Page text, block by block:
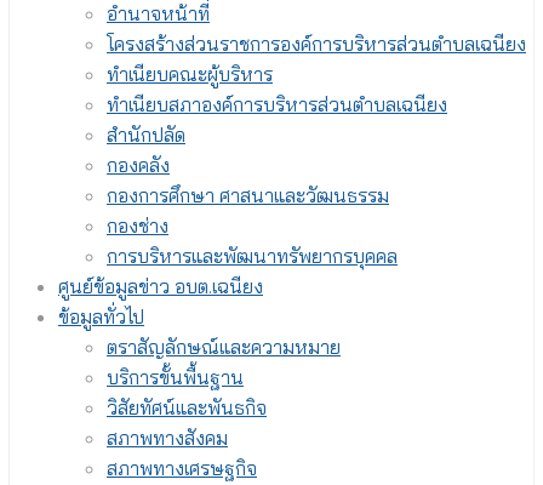
อำนาจหน้าที่
โครงสร้างส่วนราชการองค์การบริหารส่วนตำบลเฉนียง
ทำเนียบคณะผู้บริหาร
ทำเนียบสภาองค์การบริหารส่วนตำบลเฉนียง
สำนักปลัด
กองคลัง
กองการศึกษา ศาสนาและวัฒนธรรม
กองช่าง
การบริหารและพัฒนาทรัพยากรบุคคล
ศูนย์ข้อมูลข่าว อบต.เฉนียง
ข้อมูลทั่วไป
ตราสัญลักษณ์และความหมาย
บริการขั้นพื้นฐาน
วิสัยทัศน์และพันธกิจ
สภาพทางสังคม
สภาพทางเศรษฐกิจ